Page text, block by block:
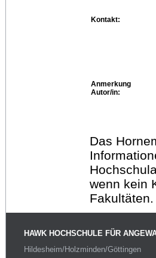
Kontakt:
Anmerkung
Autor/in:
Das
wenn kein
Fakultäten.
HAWK HOCHSCHULE FÜR
Hildesheim/Holzminden/Göttingen